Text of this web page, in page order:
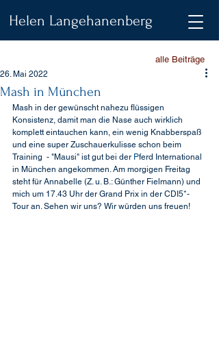
Helen Langehanenberg
alle Beiträge
Mash in München
26. Mai 2022
Mash in der gewünscht nahezu flüssigen
Konsistenz, damit man die Nase auch wirklich
komplett eintauchen kann, ein wenig Knabberspaß
und eine super Zuschauerkulisse schon beim
Training  - "Mausi" ist gut bei der Pferd International
in München angekommen. Am morgigen Freitag
steht für Annabelle (Z. u. B.: Günther Fielmann) und
mich um 17.43 Uhr der Grand Prix in der CDI5*-
Tour an. Sehen wir uns? Wir würden uns freuen!